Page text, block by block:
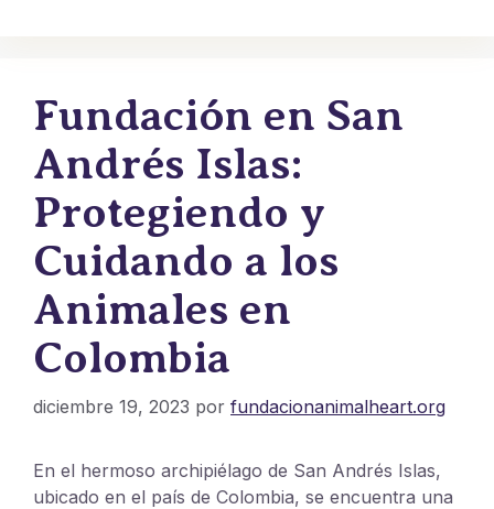
Fundación en San
Andrés Islas:
Protegiendo y
Cuidando a los
Animales en
Colombia
diciembre 19, 2023 por fundacionanimalheart.org
En el hermoso archipiélago de San Andrés Islas,
ubicado en el país de Colombia, se encuentra una